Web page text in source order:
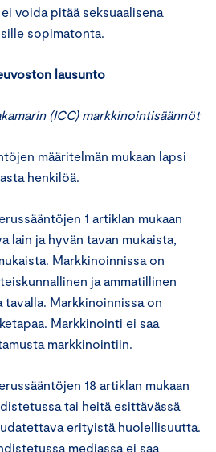
voida pitää seksuaalisena
sopimatonta.
lausunto
(ICC) markkinointisäännöt
määritelmän mukaan lapsi
henkilöä.
1 artiklan mukaan
lain ja hyvän tavan mukaista,
Markkinoinnissa on
ja ammatillinen
tavalla. Markkinoinnissa on
Markkinointi ei saa
markkinointiin.
18 artiklan mukaan
tai heitä esittävässä
erityistä huolellisuutta.
mediassa ei saa